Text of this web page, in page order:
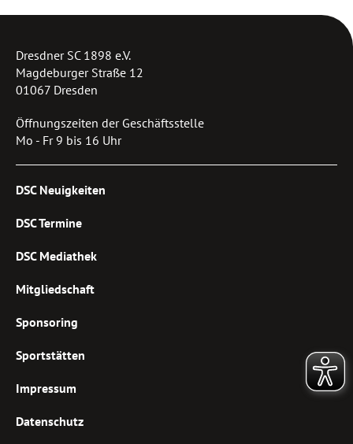
Dresdner SC 1898 e.V.
Magdeburger Straße 12
01067 Dresden
Öffnungszeiten der Geschäftsstelle
Mo - Fr 9 bis 16 Uhr
DSC Neuigkeiten
DSC Termine
DSC Mediathek
Mitgliedschaft
Sponsoring
Sportstätten
Impressum
Datenschutz